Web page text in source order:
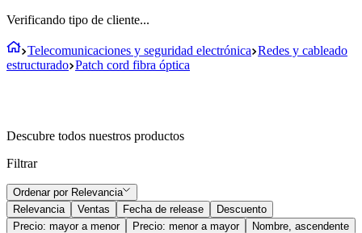
Verificando tipo de cliente...
Telecomunicaciones y seguridad electrónica Redes y cableado
estructurado Patch cord fibra óptica
Descubre todos nuestros productos
Filtrar
Ordenar por Relevancia
Relevancia
Ventas Fecha de release
Descuento
Precio: mayor a menor
Precio: menor a mayor
Nombre, ascendente